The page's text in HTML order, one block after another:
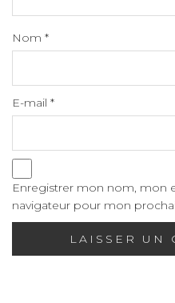
Nom *
E-mail *
Enregistrer mon nom, mon
navigateur pour mon